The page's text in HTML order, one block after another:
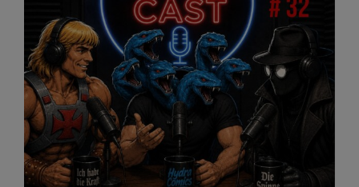
He-Man-Film, Spider Noir und Comicsalon
Erlangen